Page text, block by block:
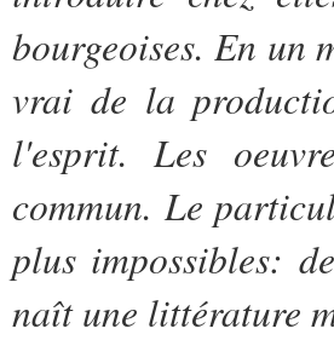
bourgeoises. En un
vrai de la
l'esprit. Les
commun. Le
plus impossibles:
naît une littérature